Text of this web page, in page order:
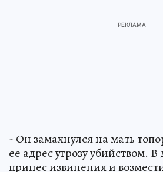
- Он замахнулся на мать
ее адрес угрозу убийством.
принес извинения и